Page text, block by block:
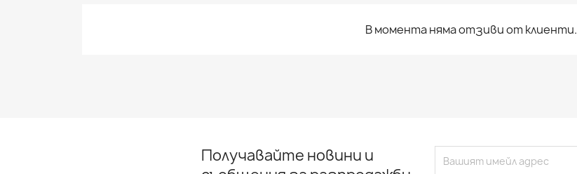
В момента няма отзиви от клиенти.
Получавайте новини и